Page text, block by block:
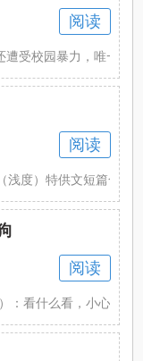
遭受校园暴力，唯一
阅读
浅度）特供文短篇合集
阅读
：看什么看，小心我
阅读